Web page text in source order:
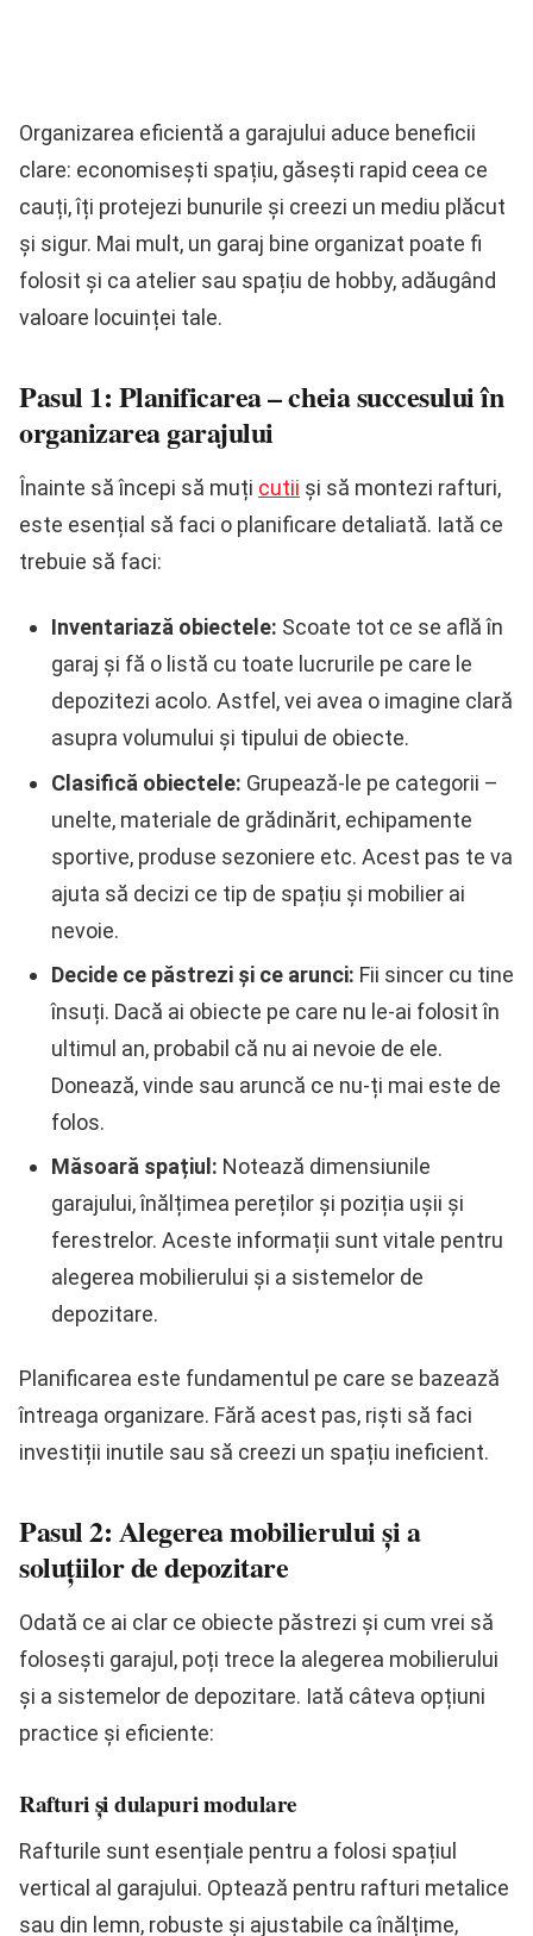
Organizarea eficientă a garajului aduce beneficii
clare: economisești spațiu, găsești rapid ceea ce
cauți, îți protejezi bunurile și creezi un mediu plăcut
și sigur. Mai mult, un garaj bine organizat poate fi
folosit și ca atelier sau spațiu de hobby, adăugând
valoare locuinței tale.
Pasul 1: Planificarea – cheia succesului în
organizarea garajului
Înainte să începi să muți cutii și să montezi rafturi,
este esențial să faci o planificare detaliată. Iată ce
trebuie să faci:
Inventariază obiectele: Scoate tot ce se află în
garaj și fă o listă cu toate lucrurile pe care le
depozitezi acolo. Astfel, vei avea o imagine clară
asupra volumului și tipului de obiecte.
Clasifică obiectele: Grupează-le pe categorii –
unelte, materiale de grădinărit, echipamente
sportive, produse sezoniere etc. Acest pas te va
ajuta să decizi ce tip de spațiu și mobilier ai
nevoie.
Decide ce păstrezi și ce arunci: Fii sincer cu tine
însuți. Dacă ai obiecte pe care nu le-ai folosit în
ultimul an, probabil că nu ai nevoie de ele.
Donează, vinde sau aruncă ce nu-ți mai este de
folos.
Măsoară spațiul: Notează dimensiunile
garajului, înălțimea pereților și poziția ușii și
ferestrelor. Aceste informații sunt vitale pentru
alegerea mobilierului și a sistemelor de
depozitare.
Planificarea este fundamentul pe care se bazează
întreaga organizare. Fără acest pas, riști să faci
investiții inutile sau să creezi un spațiu ineficient.
Pasul 2: Alegerea mobilierului și a
soluțiilor de depozitare
Odată ce ai clar ce obiecte păstrezi și cum vrei să
folosești garajul, poți trece la alegerea mobilierului
și a sistemelor de depozitare. Iată câteva opțiuni
practice și eficiente:
Rafturi și dulapuri modulare
Rafturile sunt esențiale pentru a folosi spațiul
vertical al garajului. Optează pentru rafturi metalice
sau din lemn, robuste și ajustabile ca înălțime,